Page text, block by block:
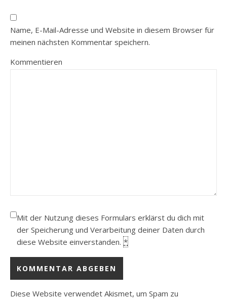
Name, E-Mail-Adresse und Website in diesem Browser für
meinen nächsten Kommentar speichern.
Kommentieren
Mit der Nutzung dieses Formulars erklärst du dich mit
der Speicherung und Verarbeitung deiner Daten durch
diese Website einverstanden. *
Diese Website verwendet Akismet, um Spam zu